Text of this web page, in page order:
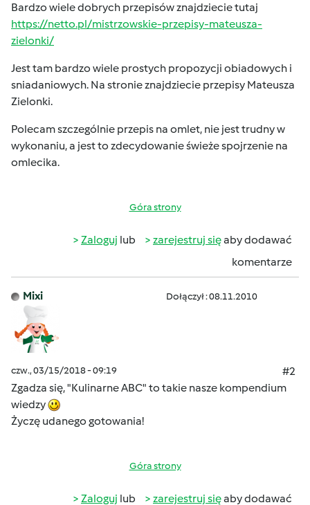
Bardzo wiele dobrych przepisów znajdziecie tutaj
https://netto.pl/mistrzowskie-przepisy-mateusza-
zielonki/
Jest tam bardzo wiele prostych propozycji obiadowych i
sniadaniowych. Na stronie znajdziecie przepisy Mateusza
Zielonki.
Polecam szczególnie przepis na omlet, nie jest trudny w
wykonaniu, a jest to zdecydowanie świeże spojrzenie na
omlecika.
Góra strony
Zaloguj lub zarejestruj sięaby dodawać
komentarze
Mixi Dołączył : 08.11.2010
czw., 03/15/2018 - 09:19
#2
Zgadza się, "Kulinarne ABC" to takie nasze kompendium
wiedzy
Życzę udanego gotowania!
Góra strony
Zaloguj lub zarejestruj sięaby dodawać